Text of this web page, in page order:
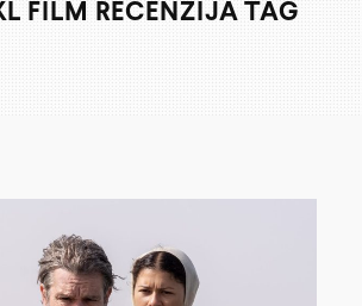
FILM RECENZIJA TAG